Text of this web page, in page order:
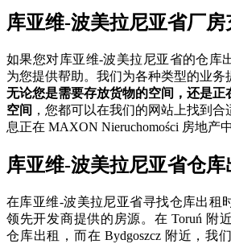
库亚维-波美拉尼亚省厂
如果您对库亚维-波美拉尼亚省的仓库
为您提供帮助。我们为各种类型的业务
无论您是需要存放货物的空间，还是正
空间 ，您都可以在我们的网站上找到合
息正在 MAXON Nieruchomości 房地产
库亚维-波美拉尼亚省仓库
在库亚维-波美拉尼亚省寻找仓库出租
领先开发商提供的房源。在 Toruń 附
仓库出租，而在 Bydgoszcz 附近，我